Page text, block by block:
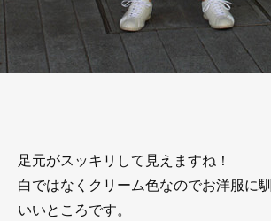
足元がスッキリして見えますね！
白ではなくクリーム色なのでお洋服に
いいところです。